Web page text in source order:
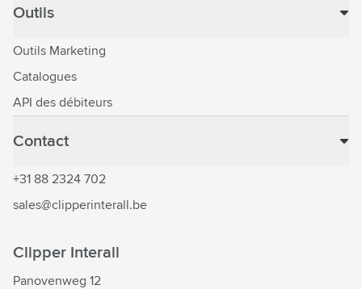
Outils
Outils Marketing
Catalogues
API des débiteurs
Contact
+31 88 2324 702
sales@clipperinterall.be
Clipper Interall
Panovenweg 12